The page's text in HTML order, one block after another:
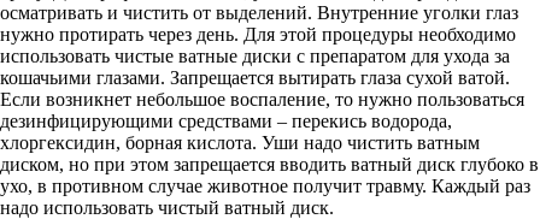
осматривать и чистить от выделений. Внутренние уголки глаз
нужно протирать через день. Для этой процедуры необходимо
использовать чистые ватные диски с препаратом для ухода за
кошачьими глазами. Запрещается вытирать глаза сухой ватой.
Если возникнет небольшое воспаление, то нужно пользоваться
дезинфицирующими средствами – перекись водорода,
хлоргексидин, борная кислота. Уши надо чистить ватным
диском, но при этом запрещается вводить ватный диск глубоко в
ухо, в противном случае животное получит травму. Каждый раз
надо использовать чистый ватный диск.